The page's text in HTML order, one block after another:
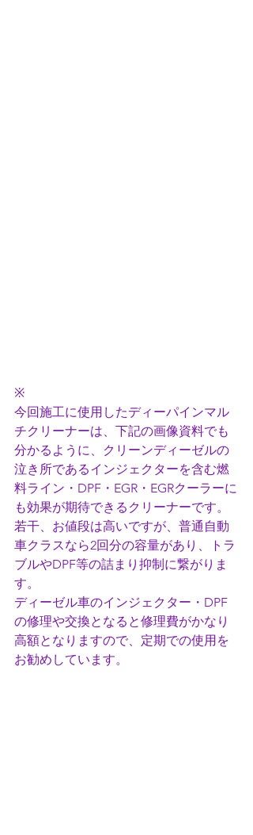
※
今回施工に使用したディーパインマル
チクリーナーは、下記の画像資料でも
分かるように、クリーンディーゼルの
泣き所であるインジェクターを含む燃
料ライン・DPF・EGR・EGRクーラーに
も効果が期待できるクリーナーです。
若干、お値段は高いですが、普通自動
車クラスなら2回分の容量があり、トラ
ブルやDPF等の詰まり抑制に繋がりま
す。
ディーゼル車のインジェクター・DPF
の修理や交換となると修理費がかなり
高額となりますので、定期での使用を
お勧めしています。